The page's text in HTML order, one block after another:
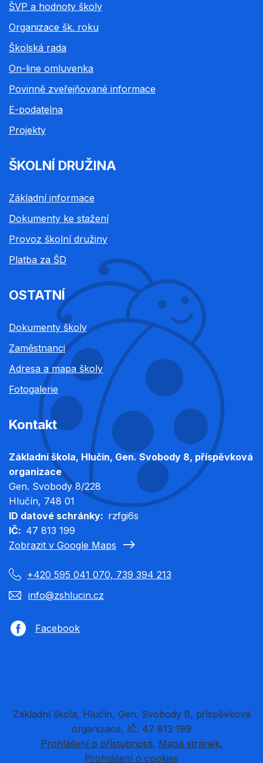
ŠVP a hodnoty školy
Organizace šk. roku
Školská rada
On-line omluvenka
Povinně zveřejňované informace
E-podatelna
Projekty
ŠKOLNÍ DRUŽINA
Základní informace
Dokumenty ke stažení
Provoz školní družiny
Platba za ŠD
OSTATNÍ
Dokumenty školy
Zaměstnanci
Adresa a mapa školy
Fotogalerie
Kontakt
Základní škola, Hlučín, Gen. Svobody 8, příspěvková
organizace
Gen. Svobody 8/228
Hlučín, 748 01
ID datové schránky
rzfgi6s
IČ
47 813 199
Zobrazit v Google Maps
+420 595 041 070, 739 394 213
info@zshlucin.cz
Facebook
Základní škola, Hlučín, Gen. Svobody 8, příspěvková
organizace, IČ: 47 813 199
Prohlášení o přístupnosti Mapa stránek
Prohlášení o cookies